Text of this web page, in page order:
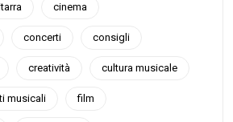
cinema
concerti consigli
creatività cultura musicale
musicali film